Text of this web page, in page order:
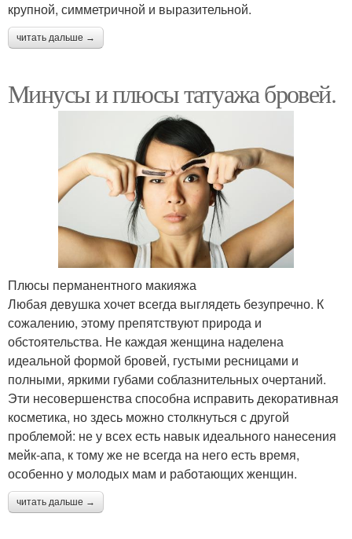
крупной, симметричной и выразительной.
читать дальше →
Минусы и плюсы татуажа бровей.
Плюсы перманентного макияжа
Любая девушка хочет всегда выглядеть безупречно. К
сожалению, этому препятствуют природа и
обстоятельства. Не каждая женщина наделена
идеальной формой бровей, густыми ресницами и
полными, яркими губами соблазнительных очертаний.
Эти несовершенства способна исправить декоративная
косметика, но здесь можно столкнуться с другой
проблемой: не у всех есть навык идеального нанесения
мейк-апа, к тому же не всегда на него есть время,
особенно у молодых мам и работающих женщин.
читать дальше →